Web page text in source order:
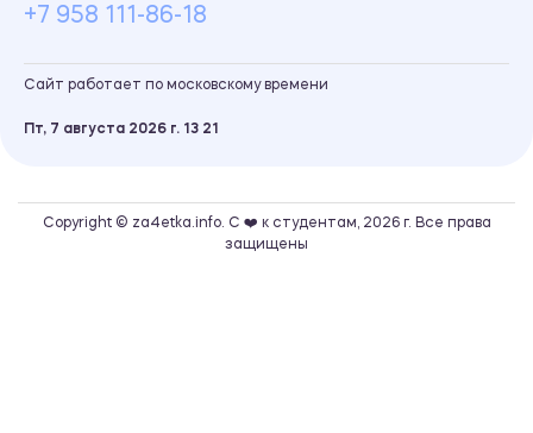
+7 958 111-86-18
Сайт работает по московскому времени
Пт, 7 августа 2026 г. 13 21
Copyright © za4etka.info. С ❤️ к студентам, 2026 г. Все права
защищены